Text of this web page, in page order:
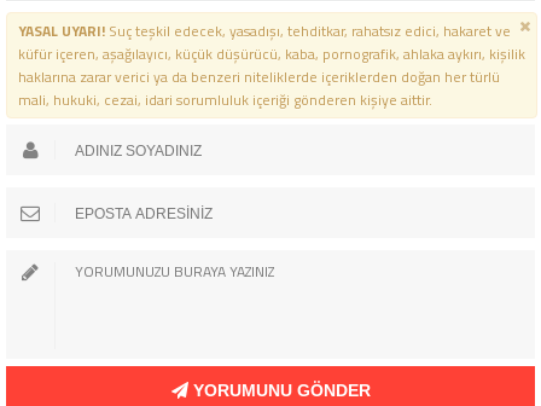
YASAL UYARI!Suç teşkil edecek, yasadışı, tehditkar, rahatsız edici, hakaret ve
küfür içeren, aşağılayıcı, küçük düşürücü, kaba, pornografik, ahlaka aykırı, kişilik
haklarına zarar verici ya da benzeri niteliklerde içeriklerden doğan her türlü
mali, hukuki, cezai, idari sorumluluk içeriği gönderen kişiye aittir.
YORUMUNU GÖNDER